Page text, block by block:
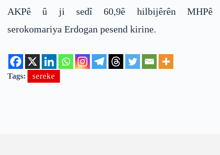
AKPê û ji sedî 60,9ê hilbijêrên MHPê
serokomariya Erdogan pesend kirine.
Tags: sereke